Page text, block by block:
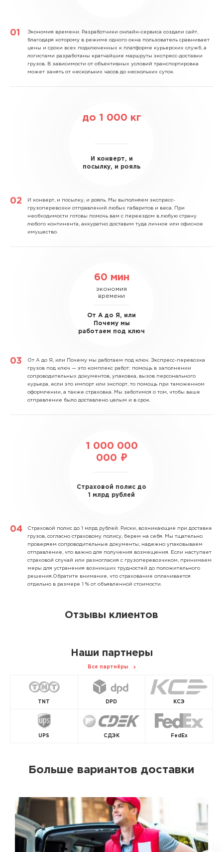
Экономия времени. Разработчики онлайн-сервиса создали сайт,
благодаря которому в режиме одного окна пользователь сравнивает
цены и сроки всех подключенных к платформе курьерских служб, а
логистами разработаны кратчайшие маршруты экспресс-доставки
грузов. В зависимости от объективных условий транспортировка
может занять от нескольких часов до нескольких суток.
до 1 000 кг
И конверт, и
посылку, и рояль
И конверт, и посылку, и рояль. Мы выполняем экспресс-
грузоперевозки отправлений любых габаритов и веса. При
необходимости готовы помочь вам с переездом в любую страну
любого континента, аккуратно доставим туда личное или офисное
имущество.
60 мин
экономия
времени
От А до Я, или
Почему мы
работаем под ключ
От А до Я, или Почему мы работаем под ключ. Экспресс-перевозка
грузов под ключ — это комплекс работ: помощь в заполнении
сопроводительных документов, упаковка, вызов персонального
курьера, если это импорт или экспорт, то помощь при таможенном
оформлении, а также страховка. Мы заботимся о том, чтобы ваше
отправление было доставлено целым и в срок.
1 000 000
000 ₽
Страховой полис до
1 млрд рублей
Страховой полис до 1 млрд рублей. Риски, возникающие при доставке
грузов, согласно страховому полису, берем на себя. Мы тщательно
проверяем сопроводительные документы, надежно упаковываем
отправление, что важно для получения возмещения. Если наступает
страховой случай или разногласия с грузоперевозчиком, принимаем
меры для устранения возникших трудностей до положительного
решения.Обратите внимание, что страхование оплачивается
отдельно в размере 1 % от объявленной стоимости.
Отзывы клиентов
Наши партнеры
Все партнёры
TNT DPD КСЭ
UPS СДЭК FedEx
Больше вариантов доставки